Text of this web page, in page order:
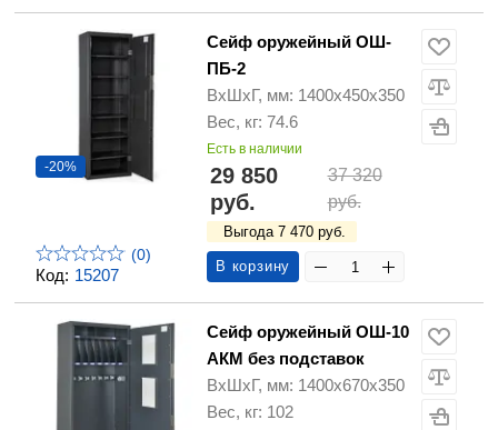
Код: 15207
-20%
(0)
Сейф оружейный ОШ-
ПБ-2
ВхШхГ, мм: 1400х450х350
Вес, кг: 74.6
Есть в наличии
29 850
руб.
37 320
руб.
Выгода 7 470 руб.
В корзину
Сейф оружейный ОШ-10
АКМ без подставок
ВхШхГ, мм: 1400х670х350
Вес, кг: 102